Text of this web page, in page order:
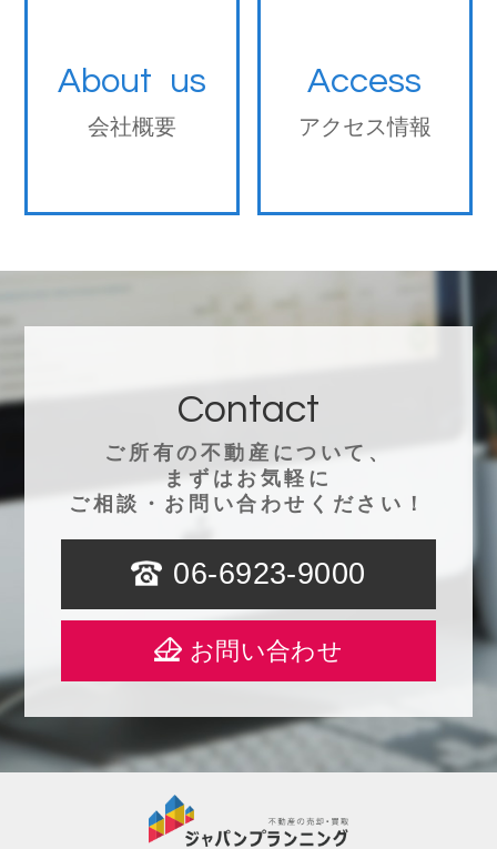
About us
会社概要
Access
アクセス情報
Contact
ご所有の不動産について、
まずはお気軽に
ご相談・お問い合わせください！
06-6923-9000
お問い合わせ